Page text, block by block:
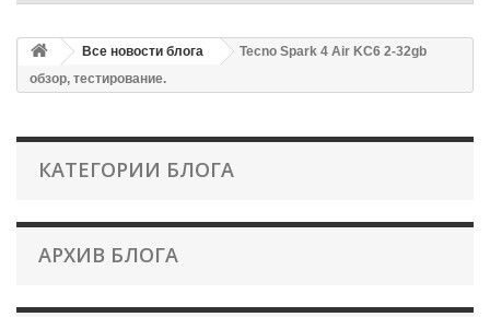
Все новости блога
Tecno Spark 4 Air KC6 2-32gb
обзор, тестирование.
КАТЕГОРИИ БЛОГА
АРХИВ БЛОГА